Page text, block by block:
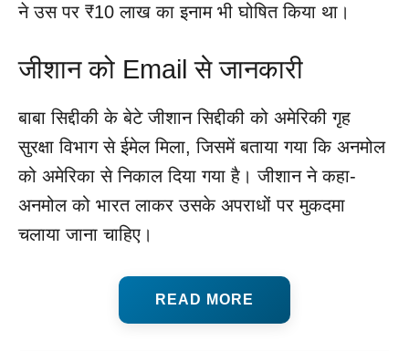
ने उस पर ₹10 लाख का इनाम भी घोषित किया था।
जीशान को Email से जानकारी
बाबा सिद्दीकी के बेटे जीशान सिद्दीकी को अमेरिकी गृह
सुरक्षा विभाग से ईमेल मिला, जिसमें बताया गया कि अनमोल
को अमेरिका से निकाल दिया गया है। जीशान ने कहा-
अनमोल को भारत लाकर उसके अपराधों पर मुकदमा
चलाया जाना चाहिए।
READ MORE